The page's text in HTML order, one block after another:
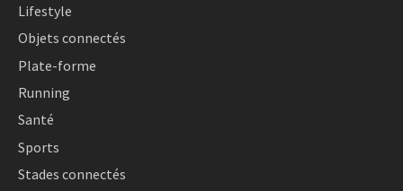
Lifestyle
Objets connectés
Plate-forme
Running
Santé
Sports
Stades connectés